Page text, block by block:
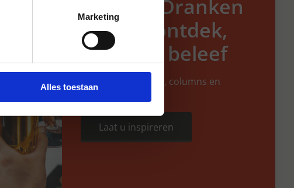
Marketing
Alles toestaan
Hansen Dranken
vertelt: ontdek,
proef en beleef
Interessant nieuws, columns en
Laat u inspireren